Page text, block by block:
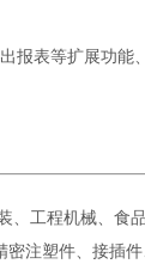
报表等扩展功能
工程机械、食
注塑件、接插